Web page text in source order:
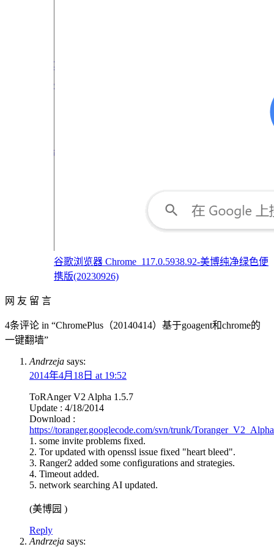
谷歌浏览器 Chrome_117.0.5938.92-美博纯净绿色便
携版(20230926)
网 友 留 言
4条评论 in “ChromePlus（20140414）基于goagent和chrome的
一键翻墙”
Andrzeja says:
2014年4月18日 at 19:52
ToRAnger V2 Alpha 1.5.7
Update : 4/18/2014
Download :
https://toranger.googlecode.com/svn/trunk/
1. some invite problems fixed.
2. Tor updated with openssl issue fixed "heart bleed".
3. Ranger2 added some configurations and strategies.
4. Timeout added.
5. network searching AI updated.
(美博园 )
Reply
Andrzeja says: